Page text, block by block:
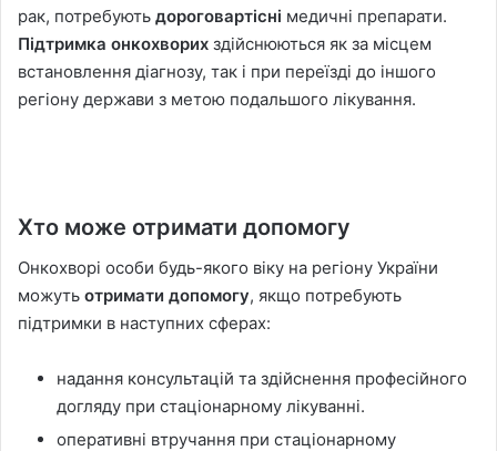
рак, потребують дороговартісні медичні препарати.
Підтримка онкохворих здійснюються як за місцем
встановлення діагнозу, так і при переїзді до іншого
регіону держави з метою подальшого лікування.
Хто може отримати допомогу
Онкохворі особи будь-якого віку на регіону України
можуть отримати допомогу, якщо потребують
підтримки в наступних сферах:
надання консультацій та здійснення професійного
догляду при стаціонарному лікуванні.
оперативні втручання при стаціонарному